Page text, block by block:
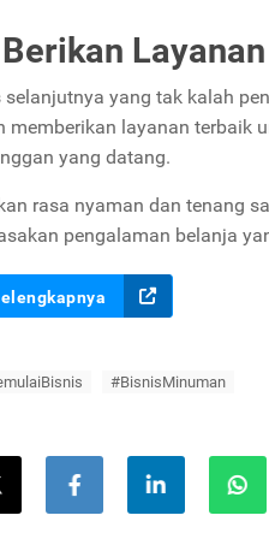
selanjutnya yang tak kalah
memberikan layanan terbaik
yang datang.
rasa nyaman dan tenang
pengalaman belanja
#BisnisMinuman